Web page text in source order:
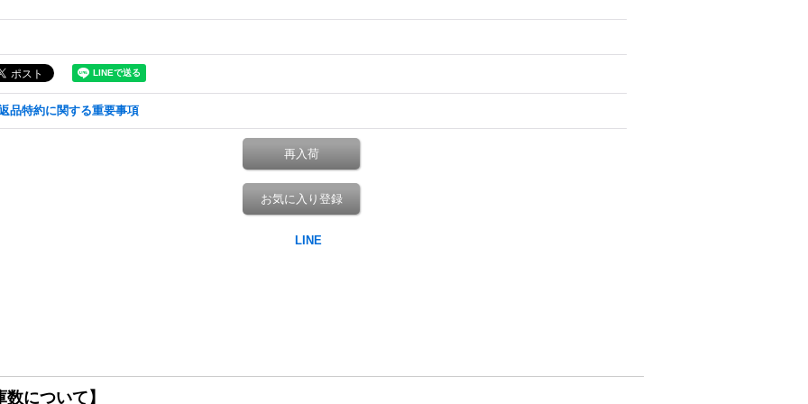
品特約に関する重要事項
再入荷
お気に入り登録
数について】